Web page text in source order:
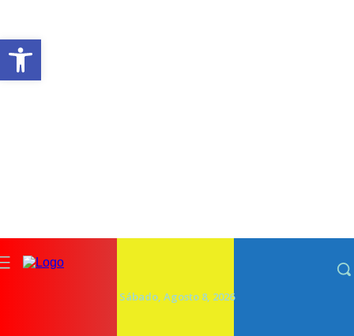
Sábado, Agosto 8, 2026
Abrir a barra de ferramentas